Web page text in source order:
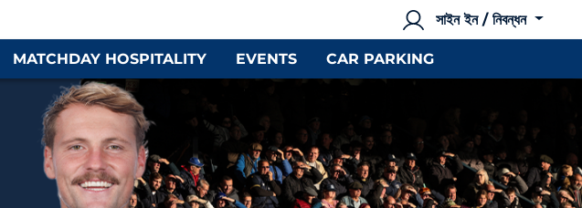
সাইন ইন / নিবন্ধন
MATCHDAY HOSPITALITY EVENTS CAR PARKING